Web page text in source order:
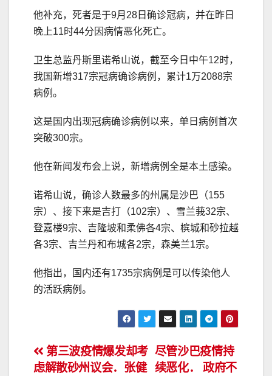
他补充，死者是于9月28日确诊冠病，并在昨日
晚上11时44分因病情恶化死亡。
卫生总监丹斯里诺希山说，截至今日中午12时，
我国新增317宗冠病确诊病例，累计1万2088宗
病例。
这是国内出现冠病确诊病例以来，单日病例首次
突破300宗。
他在新闻发布会上说，新增病例全是本土感染。
诺希山说，确诊人数最多的州属是沙巴（155
宗）、接下来是吉打（102宗）、雪兰莪32宗、
登嘉楼9宗、吉隆坡和柔佛各4宗、槟城和砂拉越
各3宗、吉兰丹和布城各2宗，森美兰1宗。
他指出，国内还有1735宗病例是可以传染他人
的活跃病例。
文
尽管沙巴疫情持
续恶化． 政府不
第三波疫情爆发却考
虑解散砂州议会．张健